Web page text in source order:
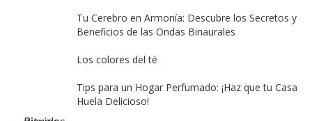
Tu Cerebro en Armonía: Descubre los Secretos y
Beneficios de las Ondas Binaurales
Los colores del té
Tips para un Hogar Perfumado: ¡Haz que tu Casa
Huela Delicioso!